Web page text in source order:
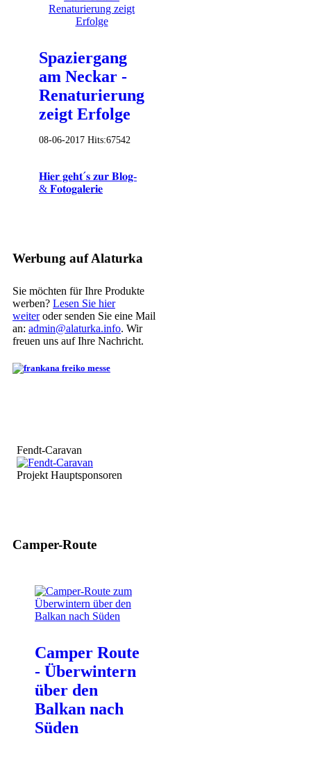
Spaziergang
am Neckar -
Renaturierung
zeigt Erfolge
08-06-2017 Hits:67542
𝐇𝐢𝐞𝐫 𝐠𝐞𝐡𝐭´𝐬 𝐳𝐮𝐫 𝐁𝐥𝐨𝐠-
& 𝐅𝐨𝐭𝐨𝐠𝐚𝐥𝐞𝐫𝐢𝐞
Werbung auf Alaturka
Sie möchten für Ihre Produkte
werben? Lesen Sie hier
weiteroder senden Sie eine Mail
an: admin@alaturka.info. Wir
freuen uns auf Ihre Nachricht.
Fendt-Caravan
Projekt Hauptsponsoren
Camper-Route
Camper Route
- Überwintern
über den
Balkan nach
Süden